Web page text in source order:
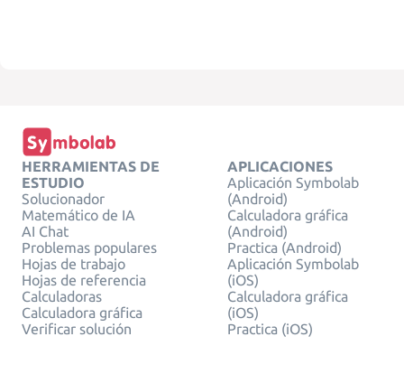
HERRAMIENTAS DE
ESTUDIO
Solucionador
Matemático de IA
AI Chat
Problemas populares
Hojas de trabajo
Hojas de referencia
Calculadoras
Calculadora gráfica
Verificar solución
APLICACIONES
Aplicación Symbolab
(Android)
Calculadora gráfica
(Android)
Practica (Android)
Aplicación Symbolab
(iOS)
Calculadora gráfica
(iOS)
Practica (iOS)